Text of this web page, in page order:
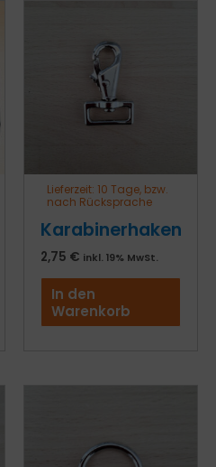
Lieferzeit: 10 Tage, bzw.
nach Rücksprache
Karabinerhaken
2,75 € inkl. 19% MwSt.
In den
Warenkorb